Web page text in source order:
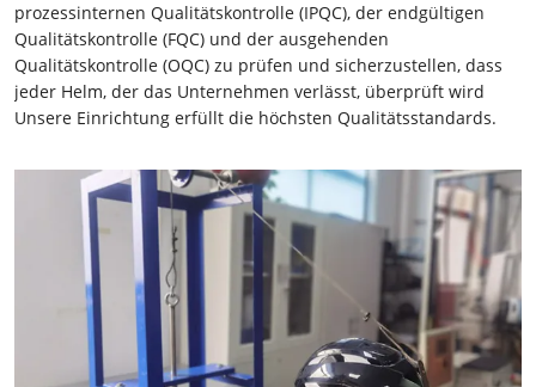
prozessinternen Qualitätskontrolle (IPQC), der endgültigen
Qualitätskontrolle (FQC) und der ausgehenden
Qualitätskontrolle (OQC) zu prüfen und sicherzustellen, dass
jeder Helm, der das Unternehmen verlässt, überprüft wird
Unsere Einrichtung erfüllt die höchsten Qualitätsstandards.